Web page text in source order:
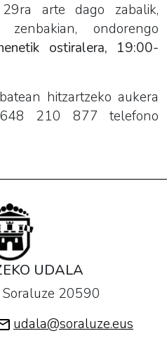
arte dago zabalik,
ondorengo
ostiralera, 19:00-
hitzartzeko aukera
210 877 telefono
UDALA
20590
udala@soraluze.eus